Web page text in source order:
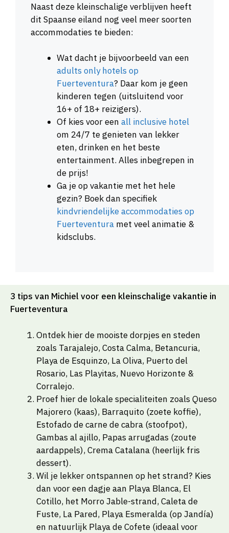
Naast deze kleinschalige verblijven heeft
dit Spaanse eiland nog veel meer soorten
accommodaties te bieden:
Wat dacht je bijvoorbeeld van een
adults only hotels op
Fuerteventura? Daar kom je geen
kinderen tegen (uitsluitend voor
16+ of 18+ reizigers).
Of kies voor een all inclusive hotel
om 24/7 te genieten van lekker
eten, drinken en het beste
entertainment. Alles inbegrepen in
de prijs!
Ga je op vakantie met het hele
gezin? Boek dan specifiek
kindvriendelijke accommodaties op
Fuerteventura met veel animatie &
kidsclubs.
3 tips van Michiel voor een kleinschalige vakantie in
Fuerteventura
Ontdek hier de mooiste dorpjes en steden
zoals Tarajalejo, Costa Calma, Betancuria,
Playa de Esquinzo, La Oliva, Puerto del
Rosario, Las Playitas, Nuevo Horizonte &
Corralejo.
Proef hier de lokale specialiteiten zoals Queso
Majorero (kaas), Barraquito (zoete koffie),
Estofado de carne de cabra (stoofpot),
Gambas al ajillo, Papas arrugadas (zoute
aardappels), Crema Catalana (heerlijk fris
dessert).
Wil je lekker ontspannen op het strand? Kies
dan voor een dagje aan Playa Blanca, El
Cotillo, het Morro Jable-strand, Caleta de
Fuste, La Pared, Playa Esmeralda (op Jandía)
en natuurlijk Playa de Cofete (ideaal voor